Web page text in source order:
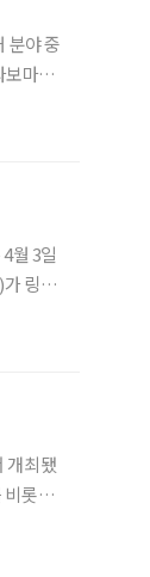
분야 중
보마이
월 3일
링에
개최됐
비롯해